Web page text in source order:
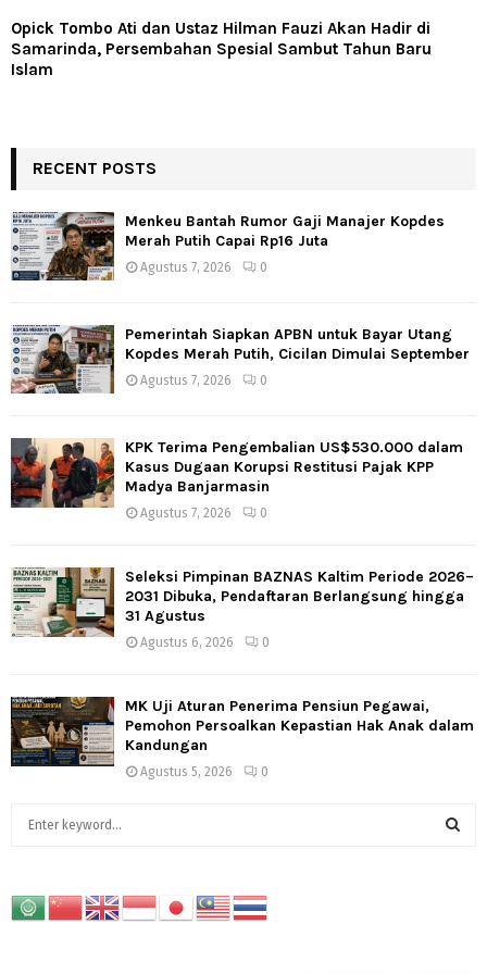
Opick Tombo Ati dan Ustaz Hilman Fauzi Akan Hadir di
Samarinda, Persembahan Spesial Sambut Tahun Baru
Islam
RECENT POSTS
Menkeu Bantah Rumor Gaji Manajer Kopdes
Merah Putih Capai Rp16 Juta
Agustus 7, 2026 0
Pemerintah Siapkan APBN untuk Bayar Utang
Kopdes Merah Putih, Cicilan Dimulai September
Agustus 7, 2026 0
KPK Terima Pengembalian US$530.000 dalam
Kasus Dugaan Korupsi Restitusi Pajak KPP
Madya Banjarmasin
Agustus 7, 2026 0
Seleksi Pimpinan BAZNAS Kaltim Periode 2026–
2031 Dibuka, Pendaftaran Berlangsung hingga
31 Agustus
Agustus 6, 2026 0
MK Uji Aturan Penerima Pensiun Pegawai,
Pemohon Persoalkan Kepastian Hak Anak dalam
Kandungan
Agustus 5, 2026 0
c